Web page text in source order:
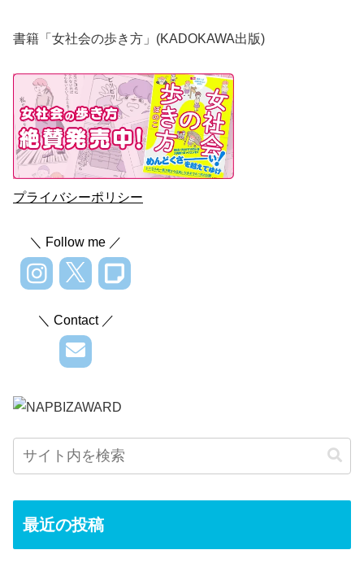
書籍「女社会の歩き方」(KADOKAWA出版)
プライバシーポリシー
＼ Follow me ／
＼ Contact ／
最近の投稿